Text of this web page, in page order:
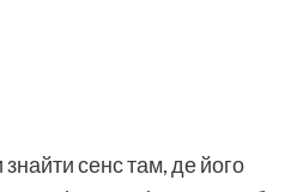
сенс там, де його